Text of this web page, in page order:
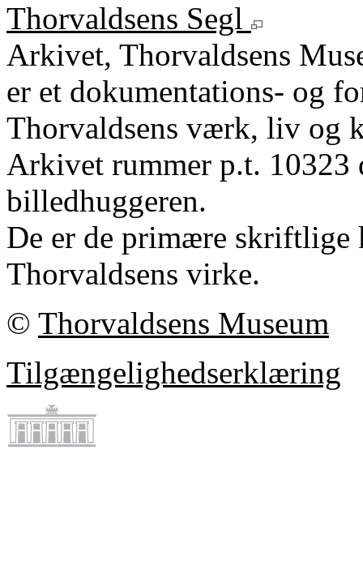
Thorvaldsens Segl
Arkivet, Thorvaldsens
er et dokumentations- og
Thorvaldsens værk, liv og
Arkivet rummer p.t.
billedhuggeren.
De er de primære
Thorvaldsens virke.
© Thorvaldsens Museum
Tilgængelighedserklæring